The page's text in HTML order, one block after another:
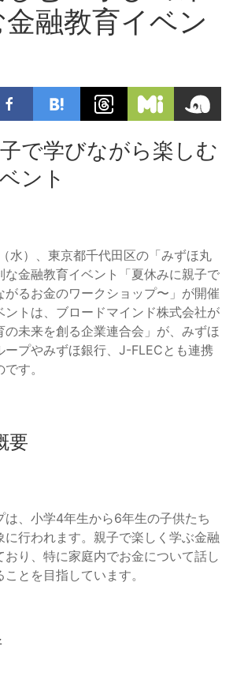
融教育イベン
で学びながら楽しむ
ント
水）、東京都千代田区の「みずほ丸
な金融教育イベント「夏休みに親子で
がるお金のワークショップ〜」が開催
ントは、ブロードマインド株式会社が
未来を創る企業連合会」が、みずほ
ープやみずほ銀行、J-FLECとも連携
す。
要
は、小学4年生から6年生の子供たち
に行われます。親子で楽しく学ぶ金融
り、特に家庭内でお金について話し
とを目指しています。